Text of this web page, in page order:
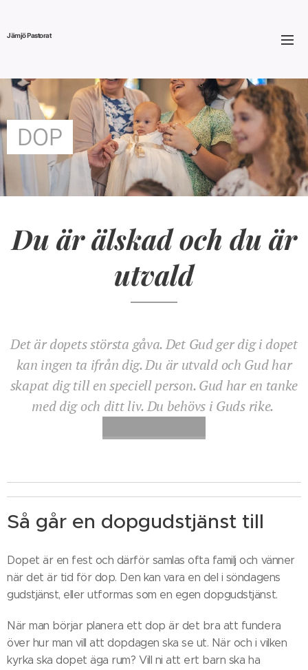
Jämjö Pastorat
DOP
Du är älskad och du är
utvald
Det är dopets största gåva. Det Gud ger dig i dopet
kan ingen ta ifrån dig. Du är utvald och Gud har
skapat dig till en speciell person. Gud har en tanke
med dig och ditt liv. Du behövs i Guds rike.
Så går en dopgudstjänst till
Dopet är en fest och därför samlas ofta familj och vänner
när det är tid för dop. Den kan vara en del i söndagens
gudstjänst, eller utformas som en egen dopgudstjänst.
När man börjar planera ett dop är det bra att fundera
över hur man vill att dopdagen ska se ut. När och i vilken
kyrka ska dopet äga rum? Vill ni att ert barn ska ha